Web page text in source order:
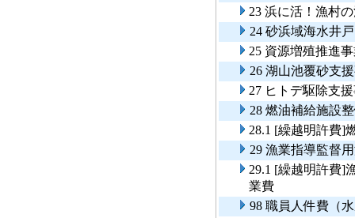
23 浜に活！漁村
24 砂浜域海水井
25 資源増殖推進
26 湖山池覆砂支
27 ヒトデ駆除支
28 燃油補給施設
28.1 [繰越明許費]
29 漁業指導監督
29.1 [繰越明許費]
業費
98 職員人件費（